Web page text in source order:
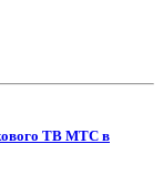
ТВ МТС в